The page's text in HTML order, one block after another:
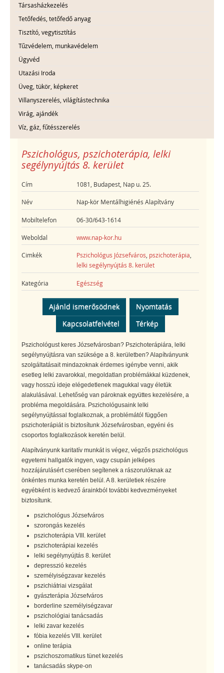
Társasházkezelés
Tetőfedés, tetőfedő anyag
Tisztító, vegytisztítás
Tűzvédelem, munkavédelem
Ügyvéd
Utazási Iroda
Üveg, tükör, képkeret
Villanyszerelés, világítástechnika
Virág, ajándék
Víz, gáz, fűtésszerelés
Pszichológus, pszichoterápia, lelki
segélynyújtás 8. kerület
Cím 1081, Budapest, Nap u. 25.
Név Nap-kör Mentálhigiénés Alapítvány
Mobiltelefon 06-30/643-1614
Weboldal www.nap-kor.hu
Cimkék Pszichológus Józsefváros, pszichoterápia,
lelki segélynyújtás 8. kerület
Kategória Egészség
Ajánld ismerősödnek
Nyomtatás
Kapcsolatfelvétel
Térkép
Pszichológust keres Józsefvárosban? Pszichoterápiára, lelki
segélynyújtásra van szüksége a 8. kerületben? Alapítványunk
szolgáltatásait mindazoknak érdemes igénybe venni, akik
esetleg lelki zavarokkal, megoldatlan problémákkal küzdenek,
vagy hosszú ideje elégedetlenek magukkal vagy életük
alakulásával. Lehetőség van pároknak együttes kezelésére, a
probléma megoldására. Pszichológusaink lelki
segélynyújtással foglalkoznak, a problémától függően
pszichoterápiát is biztosítunk Józsefvárosban, egyéni és
csoportos foglalkozások keretén belül.
Alapítványunk karitatív munkát is végez, végzős pszichológus
egyetemi hallgatók ingyen, vagy csupán jelképes
hozzájárulásért cserében segítenek a rászorulóknak az
önkéntes munka keretén belül. A 8. kerületiek részére
egyébként is kedvező árainkból további kedvezményeket
biztosítunk.
pszichológus Józsefváros
szorongás kezelés
pszichoterápia VIII. kerület
pszichoterápiai kezelés
lelki segélynyújtás 8. kerület
depresszió kezelés
személyiségzavar kezelés
pszichiátriai vizsgálat
gyászterápia Józsefváros
borderline személyiségzavar
pszichológiai tanácsadás
lelki zavar kezelés
fóbia kezelés VIII. kerület
online terápia
pszichoszomatikus tünet kezelés
tanácsadás skype-on